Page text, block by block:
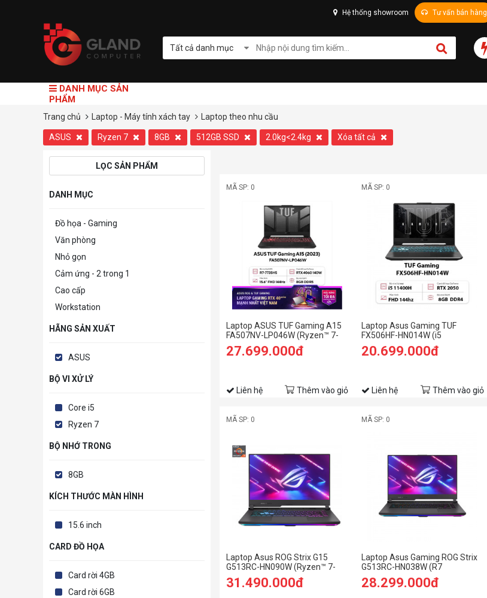
Hệ thống showroom Tư vấn bán hàng
Tất cả danh mục
DANH MỤC SẢN
PHẨM
Trang chủ Laptop - Máy tính xách tay Laptop theo nhu cầu
ASUS Ryzen 7 8GB 512GB SSD 2.0kg<2.4kg Xóa tất cả
LỌC SẢN PHẨM
DANH MỤC
Đồ họa - Gaming
Văn phòng
Nhỏ gọn
Cảm ứng - 2 trong 1
Cao cấp
Workstation
HÃNG SẢN XUẤT
ASUS
BỘ VI XỬ LÝ
Core i5
Ryzen 7
BỘ NHỚ TRONG
8GB
KÍCH THƯỚC MÀN HÌNH
15.6 inch
CARD ĐỒ HỌA
Card rời 4GB
Card rời 6GB
MÃ SP: 0
Laptop ASUS TUF Gaming A15
FA507NV-LP046W (Ryzen™ 7-
7735HS | 8GB | 512GB | RTX™
4060 8GB | 15.6-inch FHD 144Hz
27.699.000đ
Liên hệ Thêm vào giỏ
MÃ SP: 0
Laptop Asus Gaming TUF
FX506HF-HN014W (i5
11400H/8GB RAM/512GB
SSD/15.6 FHD 144hz/RTX 2050
20.699.000đ
Liên hệ Thêm vào giỏ
MÃ SP: 0
Laptop Asus ROG Strix G15
G513RC-HN090W (Ryzen™ 7-
6800H | 8GB | 512GB | RTX™
3050 4GB | 15.6-inch FHD | Win
31.490.000đ
MÃ SP: 0
Laptop Asus Gaming ROG Strix
G513RC-HN038W (R7
6800H/8GB RAM/512GB
SSD/15.6 FHD/RTX 3050
28.299.000đ